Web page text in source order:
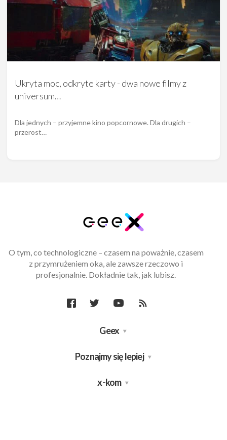
Ukryta moc, odkryte karty - dwa nowe filmy z
universum…
Dla jednych – przyjemne kino popcornowe. Dla drugich –
przerost…
O tym, co technologiczne – czasem na poważnie, czasem
z przymrużeniem oka, ale zawsze rzeczowo i
profesjonalnie. Dokładnie tak, jak lubisz.
Geex
Poznajmy się lepiej
x-kom